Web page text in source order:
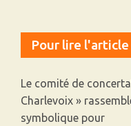
Pour lire l'article
Le comité de
Charlevoix »
symbolique pour